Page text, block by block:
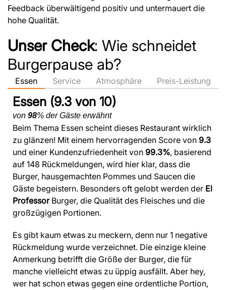
Feedback überwältigend positiv und untermauert die
hohe Qualität.
Unser Check: Wie schneidet
Burgerpause ab?
Essen Service Atmosphäre Preis-Leistung
Essen (9.3 von 10)
von 98% der Gäste erwähnt
Beim Thema Essen scheint dieses Restaurant wirklich
zu glänzen! Mit einem hervorragenden Score von 9.3
und einer Kundenzufriedenheit von 99.3%, basierend
auf 148 Rückmeldungen, wird hier klar, dass die
Burger, hausgemachten Pommes und Saucen die
Gäste begeistern. Besonders oft gelobt werden der El
ProfessorBurger, die Qualität des Fleisches und die
großzügigen Portionen.
Es gibt kaum etwas zu meckern, denn nur 1 negative
Rückmeldung wurde verzeichnet. Die einzige kleine
Anmerkung betrifft die Größe der Burger, die für
manche vielleicht etwas zu üppig ausfällt. Aber hey,
wer hat schon etwas gegen eine ordentliche Portion,